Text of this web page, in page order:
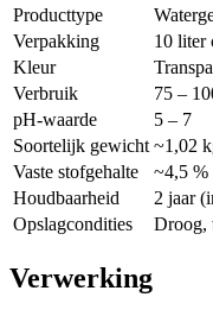
Producttype
Verpakking
10 liter
Kleur
Verbruik
75 –
pH-waarde
5 – 7
Soortelijk gewicht ~1,02
Vaste stofgehalte
~4,5 %
Houdbaarheid
2 jaar
Opslagcondities
Droog,
Verwerking